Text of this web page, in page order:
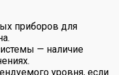
приборов для
— наличие
уровня, если